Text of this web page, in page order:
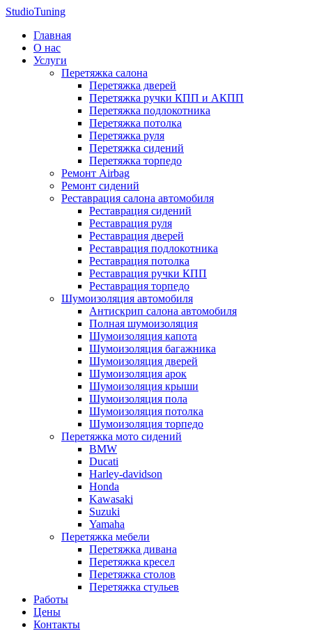
StudioTuning
Главная
О нас
Услуги
Перетяжка салона
Перетяжка дверей
Перетяжка ручки КПП и АКПП
Перетяжка подлокотника
Перетяжка потолка
Перетяжка руля
Перетяжка сидений
Перетяжка торпедо
Ремонт Airbag
Ремонт сидений
Реставрация салона автомобиля
Реставрация сидений
Реставрация руля
Реставрация дверей
Реставрация подлокотника
Реставрация потолка
Реставрация ручки КПП
Реставрация торпедо
Шумоизоляция автомобиля
Антискрип салона автомобиля
Полная шумоизоляция
Шумоизоляция капота
Шумоизоляция багажника
Шумоизоляция дверей
Шумоизоляция арок
Шумоизоляция крыши
Шумоизоляция пола
Шумоизоляция потолка
Шумоизоляция торпедо
Перетяжка мото сидений
BMW
Ducati
Harley-davidson
Honda
Kawasaki
Suzuki
Yamaha
Перетяжка мебели
Перетяжка дивана
Перетяжка кресел
Перетяжка столов
Перетяжка стульев
Работы
Цены
Контакты